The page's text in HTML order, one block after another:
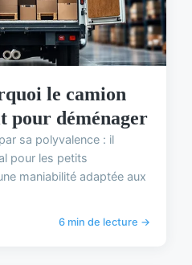
le camion
pour déménager
sa polyvalence : il
pour les petits
maniabilité adaptée aux
6 min de lecture →